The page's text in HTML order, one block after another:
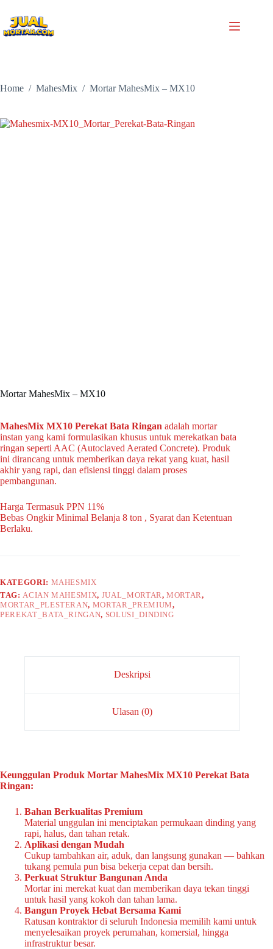
Home / MahesMix / Mortar MahesMix – MX10
Mortar MahesMix – MX10
MahesMix MX10 Perekat Bata Ringan adalah mortar
instan yang kami formulasikan khusus untuk merekatkan bata
ringan seperti AAC (Autoclaved Aerated Concrete). Produk
ini dirancang untuk memberikan daya rekat yang kuat, hasil
akhir yang rapi, dan efisiensi tinggi dalam proses
pembangunan.
Harga Termasuk PPN 11%
Bebas Ongkir Minimal Belanja 8 ton , Syarat dan Ketentuan
Berlaku.
KATEGORI: MAHESMIX
TAG: ACIAN MAHESMIX, JUAL_MORTAR,MORTAR,
MORTAR_PLESTERAN, MORTAR_PREMIUM,
PEREKAT_BATA_RINGAN, SOLUSI_DINDING
Deskripsi
Ulasan (0)
Keunggulan Produk Mortar MahesMix MX10 Perekat Bata
Ringan:
Bahan Berkualitas Premium
Material unggulan ini menciptakan permukaan dinding yang
rapi, halus, dan tahan retak.
Aplikasi dengan Mudah
Cukup tambahkan air, aduk, dan langsung gunakan — bahkan
tukang pemula pun bisa bekerja cepat dan bersih.
Perkuat Struktur Bangunan Anda
Mortar ini merekat kuat dan memberikan daya tekan tinggi
untuk hasil yang kokoh dan tahan lama.
Bangun Proyek Hebat Bersama Kami
Ratusan kontraktor di seluruh Indonesia memilih kami untuk
menyelesaikan proyek perumahan, komersial, hingga
infrastruktur besar.